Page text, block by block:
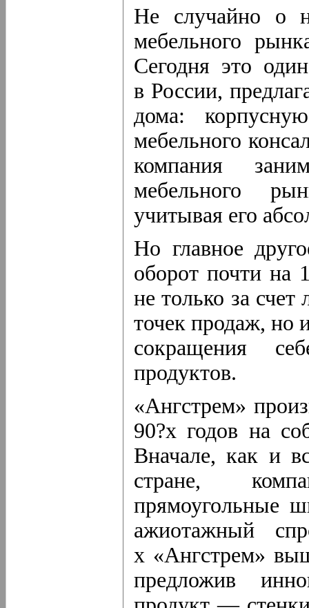
Не случайно о
мебельного
Сегодня это
в России,
дома:
мебельного
компания
мебельного
учитывая его
Но главное
оборот почти на
не только за
точек продаж, но
сокращения
продуктов.
«Ангстрем»
90?х годов на
Вначале, как и
стране,
прямоугольные
ажиотажный
х «Ангстрем»
предложив